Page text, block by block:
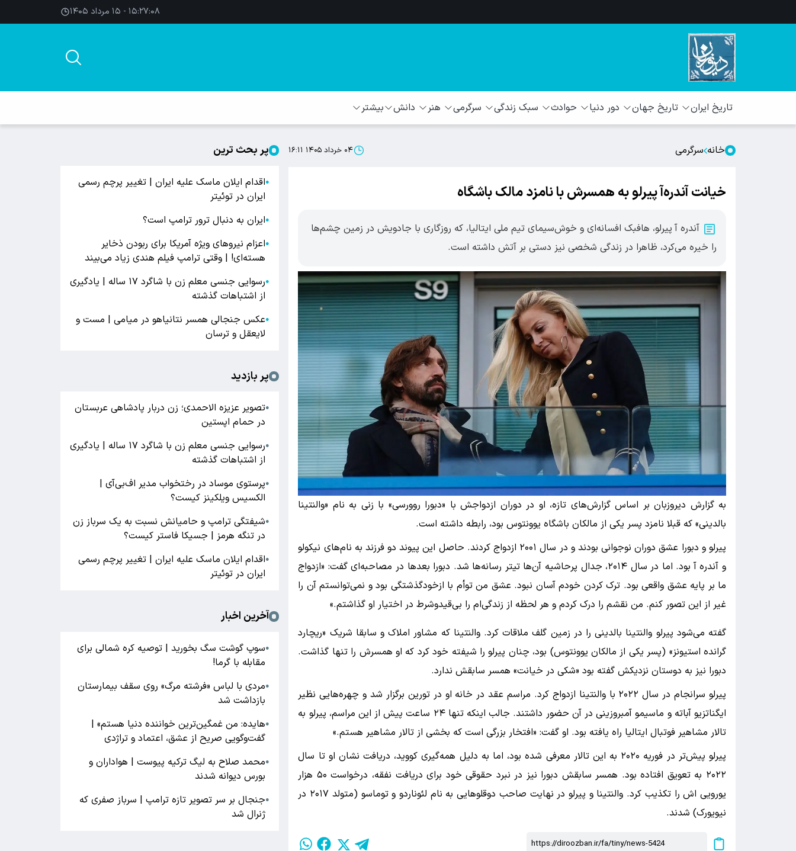
۱۵:۲۷:۰۸ - ۱۵ مرداد ۱۴۰۵
تاریخ ایران تاریخ جهان دور دنیا حوادث سبک زندگی سرگرمی هنر دانش بیشتر
خانه سرگرمی ۰۴ خرداد ۱۴۰۵ ۱۶:۱۱
خیانت آندره‌آ پیرلو به همسرش با نامزد مالک باشگاه
آندره آ پیرلو، هافبک افسانه‌ای و خوش‌سیمای تیم ملی ایتالیا، که روزگاری با جادویش در زمین چشم‌ها
را خیره می‌کرد، ظاهرا در زندگی شخصی نیز دستی بر آتش داشته است.
به گزارش دیروزبان بر اساس گزارش‌های تازه، او در دوران ازدواجش با «دبورا روورسی» با زنی به نام «والنتینا
بالدینی» که قبلا نامزد پسر یکی از مالکان باشگاه یوونتوس بود، رابطه داشته است.
پیرلو و دبورا عشق دوران نوجوانی بودند و در سال ۲۰۰۱ ازدواج کردند. حاصل این پیوند دو فرزند به نام‌های نیکولو
و آندره آ بود. اما در سال ۲۰۱۴، جدال پرحاشیه آن‌ها تیتر رسانه‌ها شد. دبورا بعدها در مصاحبه‌ای گفت: «ازدواج
ما بر پایه عشق واقعی بود. ترک کردن خودم آسان نبود. عشق من توأم با ازخودگذشتگی بود و نمی‌توانستم آن را
غیر از این تصور کنم. من نقشم را درک کردم و هر لحظه از زندگی‌ام را بی‌قیدوشرط در اختیار او گذاشتم.»
گفته می‌شود پیرلو والنتینا بالدینی را در زمین گلف ملاقات کرد. والنتینا که مشاور املاک و سابقا شریک «ریچارد
گرانده استیونز» (پسر یکی از مالکان یوونتوس) بود، چنان پیرلو را شیفته خود کرد که او همسرش را تنها گذاشت.
دبورا نیز به دوستان نزدیکش گفته بود «شکی در خیانت» همسر سابقش ندارد.
پیرلو سرانجام در سال ۲۰۲۲ با والنتینا ازدواج کرد. مراسم عقد در خانه او در تورین برگزار شد و چهره‌هایی نظیر
ایگناتزیو آباته و ماسیمو آمبروزینی در آن حضور داشتند. جالب اینکه تنها ۲۴ ساعت پیش از این مراسم، پیرلو به
تالار مشاهیر فوتبال ایتالیا راه یافته بود. او گفت: «افتخار بزرگی است که بخشی از تالار مشاهیر هستم.»
پیرلو پیش‌تر در فوریه ۲۰۲۰ به این تالار معرفی شده بود، اما به دلیل همه‌گیری کووید، دریافت نشان او تا سال
۲۰۲۲ به تعویق افتاده بود. همسر سابقش دبورا نیز در نبرد حقوقی خود برای دریافت نفقه، درخواست ۵۰ هزار
یورویی اش را تکذیب کرد. والنتینا و پیرلو در نهایت صاحب دوقلوهایی به نام لئوناردو و توماسو (متولد ۲۰۱۷ در
نیویورک) شدند.
پر بحث ترین
●اقدام ایلان ماسک علیه ایران | تغییر پرچم رسمی
ایران در توئیتر
●ایران به دنبال ترور ترامپ است؟
●اعزام نیروهای ویژه آمریکا برای ربودن ذخایر
هسته‌ای! | وقتی ترامپ فیلم هندی زیاد می‌بیند
●
رسوایی جنسی معلم زن با شاگرد ۱۷ ساله | یادگیری
از اشتباهات گذشته
●عکس جنجالی همسر نتانیاهو در میامی | مست و
لایعقل و ترسان
پر بازدید
●تصویر عزیزه الاحمدی؛ زن دربار پادشاهی عربستان
در حمام اپستین
●
رسوایی جنسی معلم زن با شاگرد ۱۷ ساله | یادگیری
از اشتباهات گذشته
●پرستوی موساد در رختخواب مدیر اف‌بی‌آی |
الکسیس ویلکینز کیست؟
●شیفتگی ترامپ و حامیانش نسبت به یک سرباز زن
در تنگه هرمز | جسیکا فاستر کیست؟
●اقدام ایلان ماسک علیه ایران | تغییر پرچم رسمی
ایران در توئیتر
آخرین اخبار
●سوپ گوشت سگ بخورید | توصیه کره شمالی برای
مقابله با گرما!
●مردی با لباس «فرشته مرگ» روی سقف بیمارستان
بازداشت شد
●هایده: من غمگین‌ترین خواننده دنیا هستم» |
گفت‌وگویی صریح از عشق، اعتماد و تراژدی
●محمد صلاح به لیگ ترکیه پیوست | هواداران و
بورس دیوانه شدند
●جنجال بر سر تصویر تازه ترامپ | سرباز صفری که
ژنرال شد